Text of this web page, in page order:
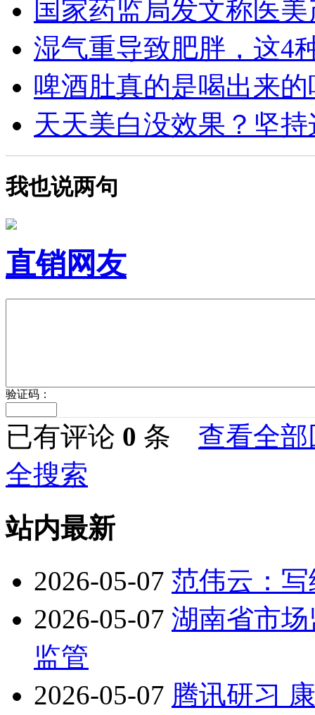
国家药监局发文称医
湿气重导致肥胖，这4
啤酒肚真的是喝出来的
天天美白没效果？坚持
我也说两句
直销网友
验证码：
已有评论 0 条 查看全部
全搜索
站内最新
2026-05-07 范伟云：
2026-05-07 湖南省市
监管
2026-05-07 腾讯研习